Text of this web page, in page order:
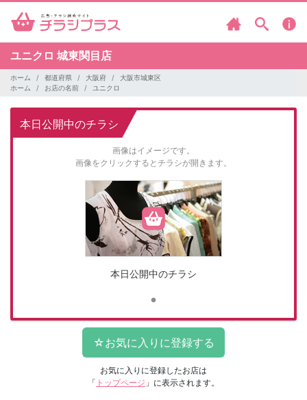
ユニクロ 城東関目店
ホーム 都道府県 大阪府
大阪市城東区
ホーム
お店の名前 ユニクロ
本日公開中のチラシ
画像はイメージです。
画像をクリックするとチラシが開きます。
本日公開中のチラシ
お気に入りに登録したお店は
「 トップページ 」に表示されます。